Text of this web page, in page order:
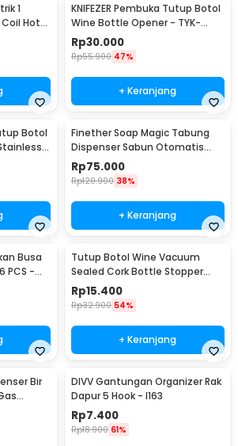
1
Hot
03
KNIFEZER Pembuka Tutup Botol
Wine Bottle Opener - TYK-
074B
Rp30.000
Rp55.900 47%
+ Keranjang
Botol
Finether Soap Magic Tabung
Dispenser Sabun Otomatis
400ml - AD-03
Rp75.000
Rp120.900 38%
+ Keranjang
Busa
PCS -
Tutup Botol Wine Vacuum
Sealed Cork Bottle Stopper
Stainless Steel - G94529
Rp15.400
Rp32.900 54%
+ Keranjang
Bir
DIVV Gantungan Organizer Rak
Dapur 5 Hook - I163
Rp7.400
Rp18.900 61%